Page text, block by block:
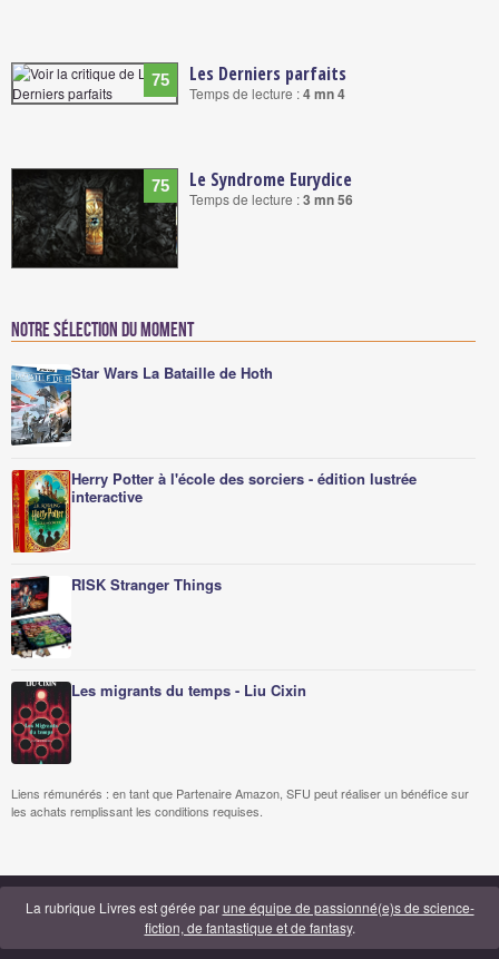
75 Les Derniers parfaits
Temps de lecture :4 mn 4
75 Le Syndrome Eurydice
Temps de lecture :3 mn 56
Notre sélection du moment
Star Wars La Bataille de Hoth
Herry Potter à l'école des sorciers - édition lustrée
interactive
RISK Stranger Things
Les migrants du temps - Liu Cixin
Liens rémunérés : en tant que Partenaire Amazon, SFU peut réaliser un bénéfice sur
les achats remplissant les conditions requises.
La rubrique Livres est gérée parune équipe de passionné(e)s de science-
fiction, de fantastique et de fantasy.